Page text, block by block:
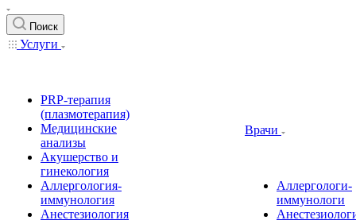
Поиск
Услуги
PRP-терапия
(плазмотерапия)
Медицинские
анализы
Акушерство и
гинекология
Аллергология-
иммунология
Анестезиология
Врачи
Аллергологи-
иммунологи